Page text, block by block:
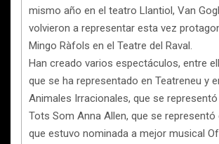
mismo año en el teatro Llantiol, Van
volvieron a representar esta vez
Mingo Ràfols en el Teatre del Raval.
Han creado varios espectáculos, entre
que se ha representado en Teatreneu y
Animales Irracionales, que se
Tots Som Anna Allen, que se representó
que estuvo nominada a mejor musical